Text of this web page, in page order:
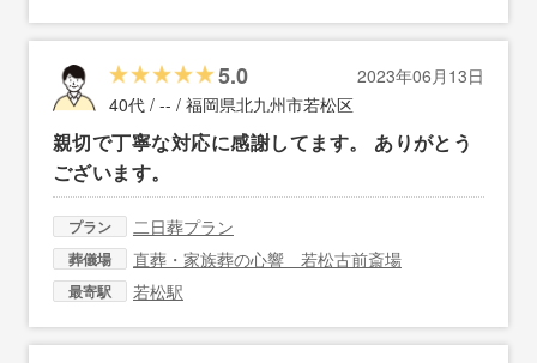
5.0
2023年06月13日
40代 / -- / 福岡県北九州市若松区
親切で丁寧な対応に感謝してます。 ありがとう
ございます。
プラン 二日葬プラン
葬儀場 直葬・家族葬の心響 若松古前斎場
最寄駅 若松駅